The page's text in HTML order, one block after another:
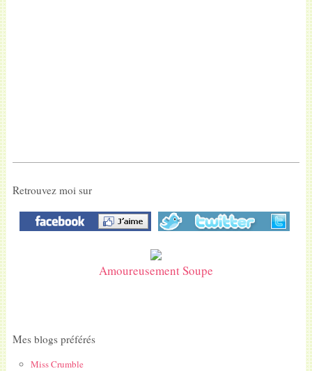
Retrouvez moi sur
Amoureusement Soupe
Mes blogs préférés
Miss Crumble